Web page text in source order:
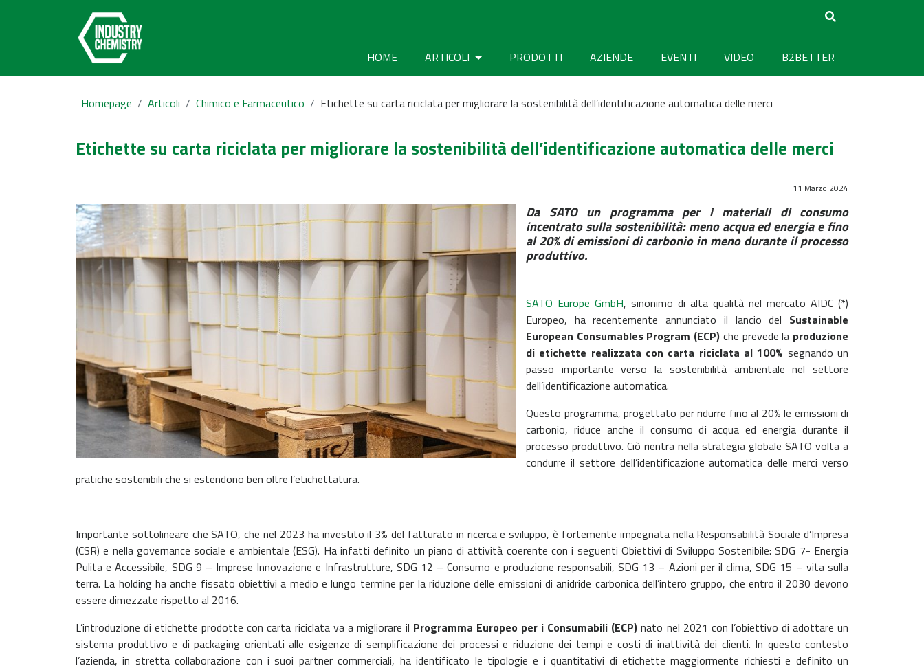
HOME ARTICOLI PRODOTTI AZIENDE EVENTI VIDEO B2BETTER
Homepage Articoli Chimico e Farmaceutico Etichette su carta riciclata per migliorare la sostenibilità dell’identificazione automatica delle merci
Etichette su carta riciclata per migliorare la sostenibilità dell’identificazione automatica delle merci
11 Marzo 2024
Da SATO un programma per i materiali di consumo
incentrato sulla sostenibilità: meno acqua ed energia e fino
al 20% di emissioni di carbonio in meno durante il processo
produttivo.
SATO Europe GmbH, sinonimo di alta qualità nel mercato AIDC (*)
Europeo, ha recentemente annunciato il lancio del Sustainable
European Consumables Program (ECP) che prevede la produzione
di etichette realizzata con carta riciclata al 100% segnando un
passo importante verso la sostenibilità ambientale nel settore
dell’identificazione automatica.
Questo programma, progettato per ridurre fino al 20% le emissioni di
carbonio, riduce anche il consumo di acqua ed energia durante il
processo produttivo. Ciò rientra nella strategia globale SATO volta a
condurre il settore dell’identificazione automatica delle merci verso
pratiche sostenibili che si estendono ben oltre l’etichettatura.
Importante sottolineare che SATO, che nel 2023 ha investito il 3% del fatturato in ricerca e sviluppo, è fortemente impegnata nella Responsabilità Sociale d’Impresa
(CSR) e nella governance sociale e ambientale (ESG). Ha infatti definito un piano di attività coerente con i seguenti Obiettivi di Sviluppo Sostenibile: SDG 7- Energia
Pulita e Accessibile, SDG 9 – Imprese Innovazione e Infrastrutture, SDG 12 – Consumo e produzione responsabili, SDG 13 – Azioni per il clima, SDG 15 – vita sulla
terra. La holding ha anche fissato obiettivi a medio e lungo termine per la riduzione delle emissioni di anidride carbonica dell’intero gruppo, che entro il 2030 devono
essere dimezzate rispetto al 2016.
L’introduzione di etichette prodotte con carta riciclata va a migliorare il Programma Europeo per i Consumabili (ECP) nato nel 2021 con l’obiettivo di adottare un
sistema produttivo e di packaging orientati alle esigenze di semplificazione dei processi e riduzione dei tempi e costi di inattività dei clienti. In questo contesto
l’azienda, in stretta collaborazione con i suoi partner commerciali, ha identificato le tipologie e i quantitativi di etichette maggiormente richiesti e definito un